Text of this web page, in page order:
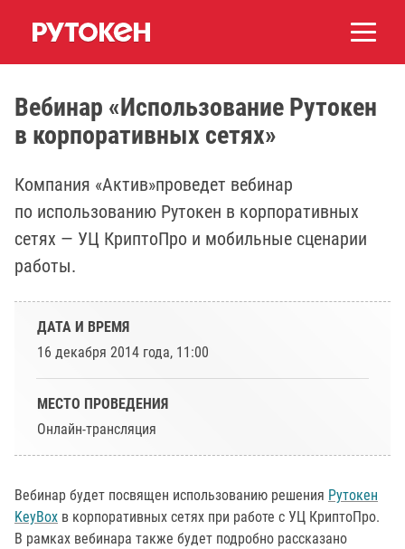
Вебинар «Использование Рутокен
в корпоративных сетях»
Компания «Актив»проведет вебинар
по использованию Рутокен в корпоративных
сетях — УЦ КриптоПро и мобильные сценарии
работы.
ДАТА И ВРЕМЯ
16 декабря 2014 года, 11:00
МЕСТО ПРОВЕДЕНИЯ
Онлайн-трансляция
Вебинар будет посвящен использованию решения Рутокен
KeyBox в корпоративных сетях при работе с УЦ КриптоПро.
В рамках вебинара также будет подробно рассказано